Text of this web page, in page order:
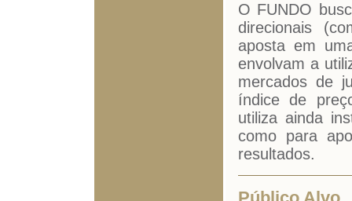
O FUNDO
direcionais
aposta em
envolvam a
mercados de
índice de
utiliza ainda
como para
resultados.